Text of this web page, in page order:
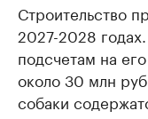
Строительство
2027-2028
подсчетам на
около 30 млн
собаки